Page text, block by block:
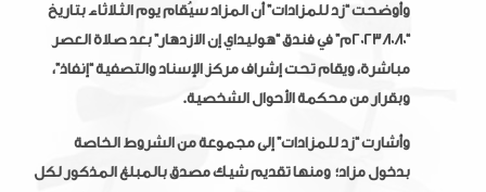
وأوضحت “زد للمزادات” أن المزاد سيُقام يوم الثلاثاء بتاريخ
“10/ 10/ 2023م” في فندق “هوليداي إن الازدهار” بعد صلاة العصر
مباشرة، ويقام تحت إشراف مركز الإسناد والتصفية “إنفاذ”،
وبقرار من محكمة الأحوال الشخصية.
وأشارت “زد للمزادات” إلى مجموعة من الشروط الخاصة
بدخول مزاد؛ ومنها تقديم شيك مصدق بالمبلغ المذكور لكل